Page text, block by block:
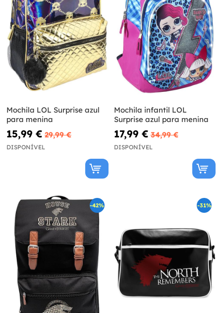
Mochila LOL Surprise azul
para menina
15,99 € 29,99 €
DISPONÍVEL
Mochila infantil LOL
Surprise azul para menina
17,99 € 34,99 €
DISPONÍVEL
-42% -31%